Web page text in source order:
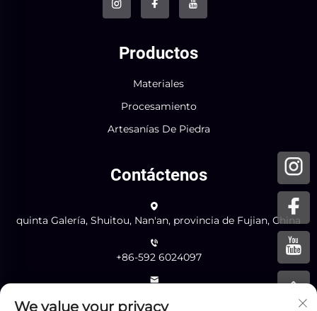
Productos
Materiales
Procesamiento
Artesanías De Piedra
Contáctenos
quinta Galería, Shuitou, Nan'an, provincia de Fujian, China
+86-592 6024097
We value your privacy